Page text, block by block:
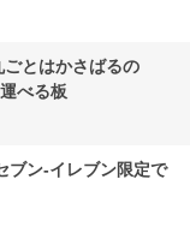
とはかさばるの
べる板
ン‐イレブン限定で